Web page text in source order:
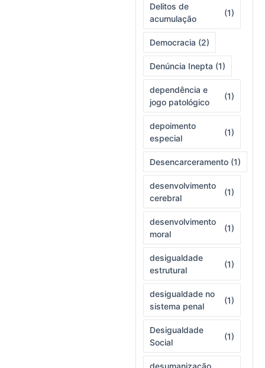
Delitos de
acumulação
(1)
Democracia (2)
Denúncia Inepta (1)
dependência e
jogo patológico
(1)
depoimento
especial
(1)
Desencarceramento (1)
desenvolvimento
cerebral
(1)
desenvolvimento
moral
(1)
desigualdade
estrutural
(1)
desigualdade no
sistema penal
(1)
Desigualdade
Social
(1)